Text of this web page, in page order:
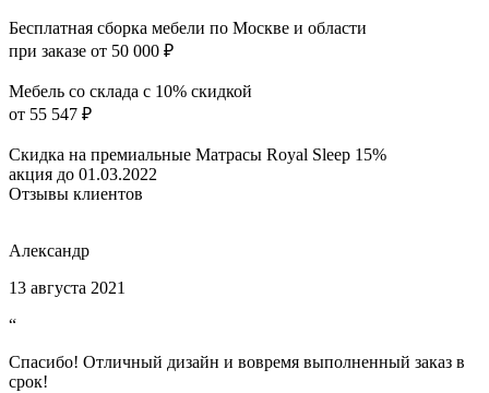
Бесплатная сборка мебели по Москве и области
при заказе от 50 000 ₽
Мебель со склада с 10% скидкой
от 55 547 ₽
Скидка на премиальные Матрасы Royal Sleep 15%
акция до 01.03.2022
Отзывы клиентов
Александр
13 августа 2021
“
Спасибо! Отличный дизайн и вовремя выполненный заказ в
срок!